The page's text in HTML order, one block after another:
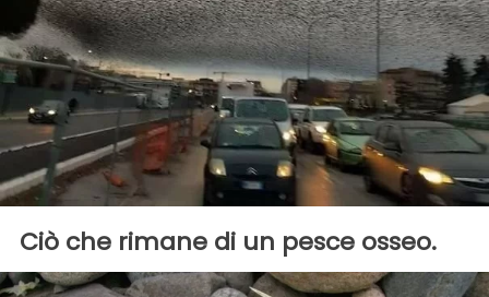
Ciò che rimane di un pesce osseo.